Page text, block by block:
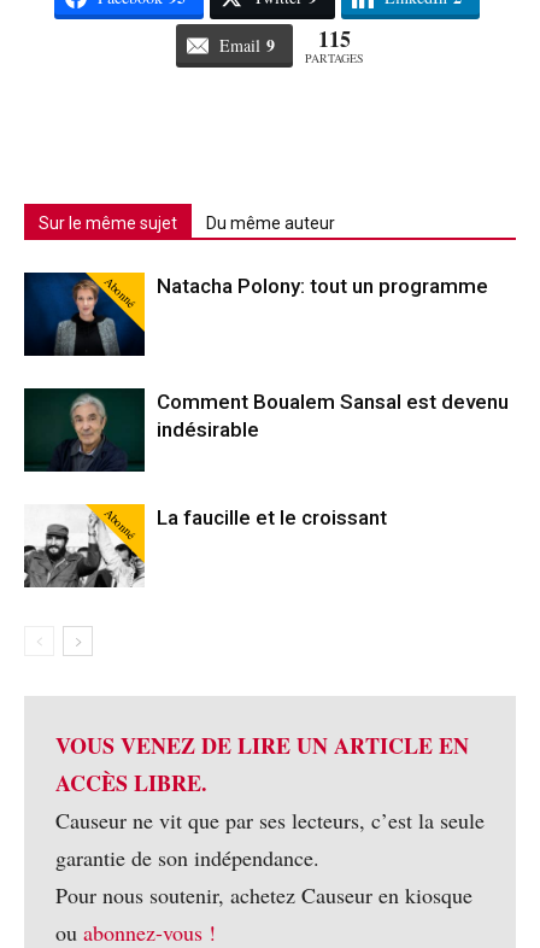
Email 9 115
PARTAGES
Sur le même sujet Du même auteur
Abonné Natacha Polony: tout un programme
Comment Boualem Sansal est devenu
indésirable
Abonné La faucille et le croissant
VOUS VENEZ DE LIRE UN ARTICLE EN
ACCÈS LIBRE.
Causeur ne vit que par ses lecteurs, c’est la seule
garantie de son indépendance.
Pour nous soutenir, achetez Causeur en kiosque
ou abonnez-vous !